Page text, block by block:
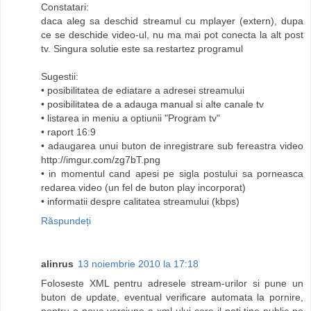
Constatari:
daca aleg sa deschid streamul cu mplayer (extern), dupa
ce se deschide video-ul, nu ma mai pot conecta la alt post
tv. Singura solutie este sa restartez programul
Sugestii:
• posibilitatea de ediatare a adresei streamului
• posibilitatea de a adauga manual si alte canale tv
• listarea in meniu a optiunii "Program tv"
• raport 16:9
• adaugarea unui buton de inregistrare sub fereastra video
http://imgur.com/zg7bT.png
• in momentul cand apesi pe sigla postului sa porneasca
redarea video (un fel de buton play incorporat)
• informatii despre calitatea streamului (kbps)
Răspundeți
alinrus 13 noiembrie 2010 la 17:18
Foloseste XML pentru adresele stream-urilor si pune un
buton de update, eventual verificare automata la pornire,